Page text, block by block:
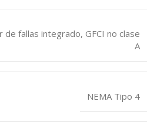
de fallas integrado, GFCI no clase
A
NEMA Tipo 4